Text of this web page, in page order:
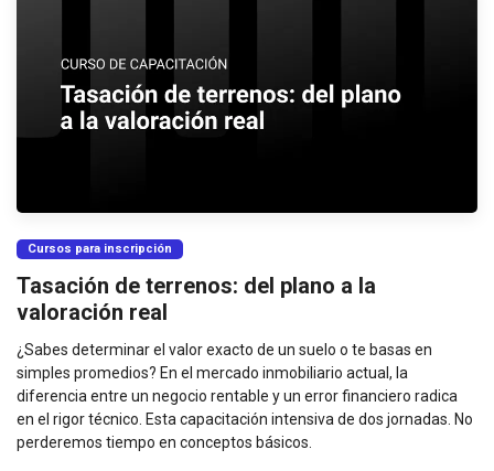
Cursos para inscripción
Tasación de terrenos: del plano a la
valoración real
¿Sabes determinar el valor exacto de un suelo o te basas en
simples promedios? En el mercado inmobiliario actual, la
diferencia entre un negocio rentable y un error financiero radica
en el rigor técnico. Esta capacitación intensiva de dos jornadas. No
perderemos tiempo en conceptos básicos.